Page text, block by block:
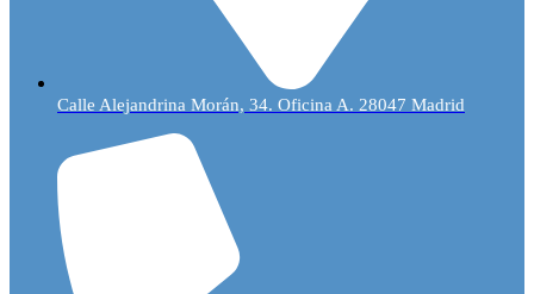
Calle Alejandrina Morán, 34. Oficina A. 28047 Madrid